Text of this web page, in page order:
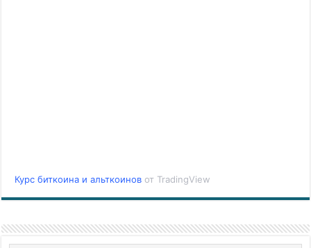
Курс биткоина и альткоинов от TradingView